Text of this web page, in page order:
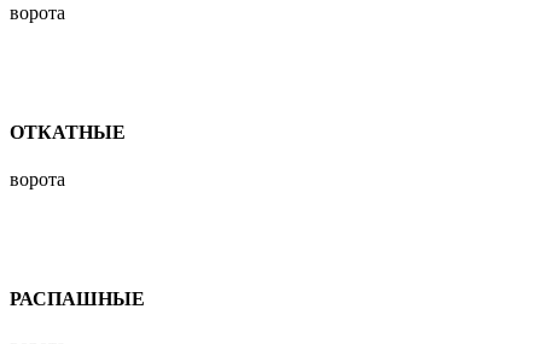
ворота
ОТКАТНЫЕ
ворота
РАСПАШНЫЕ